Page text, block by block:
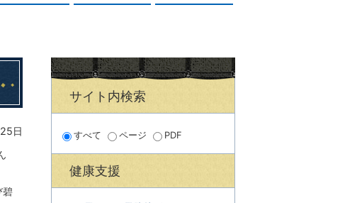
日
碧
サイト内検索
すべて ページ PDF
健康支援